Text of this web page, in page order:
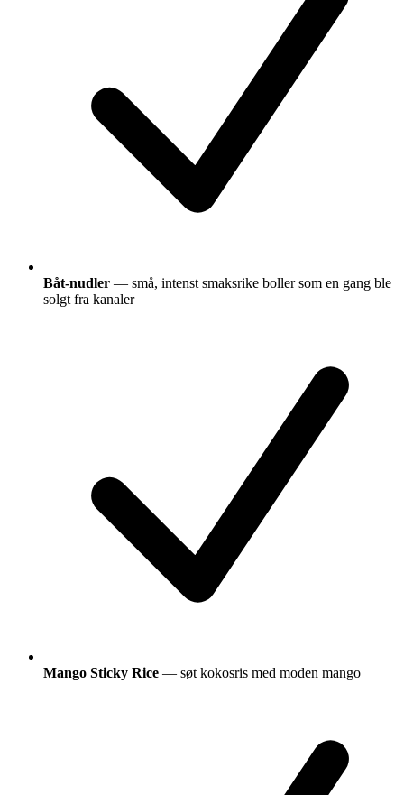
Båt-nudler — små, intenst smaksrike boller som en gang ble
solgt fra kanaler
Mango Sticky Rice — søt kokosris med moden mango